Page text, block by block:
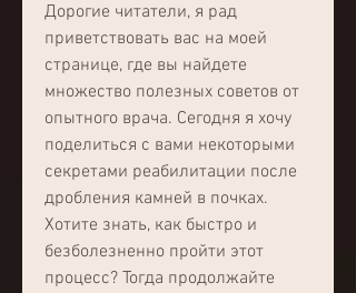
Дорогие читатели, я рад
приветствовать вас на моей
странице, где вы найдете
множество полезных советов от
опытного врача. Сегодня я хочу
поделиться с вами некоторыми
секретами реабилитации после
дробления камней в почках.
Хотите знать, как быстро и
безболезненно пройти этот
процесс? Тогда продолжайте